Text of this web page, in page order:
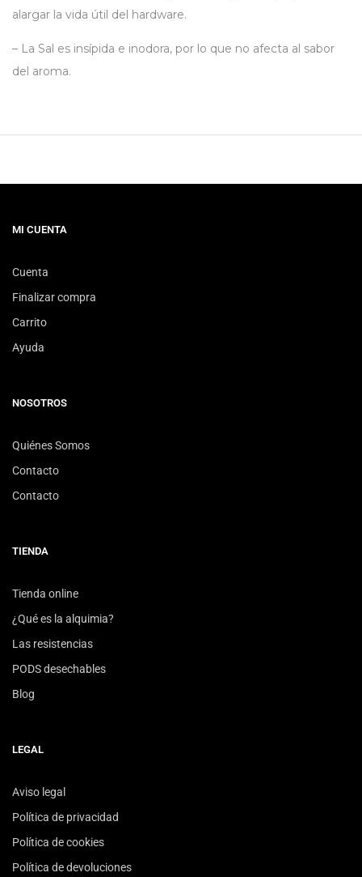
alargar la vida útil del hardware.
– La Sal es insípida e inodora, por lo que no afecta al sabor
del aroma.
MI CUENTA
Cuenta
Finalizar compra
Carrito
Ayuda
NOSOTROS
Quiénes Somos
Contacto
Contacto
TIENDA
Tienda online
¿Qué es la alquimia?
Las resistencias
PODS desechables
Blog
LEGAL
Aviso legal
Política de privacidad
Política de cookies
Política de devoluciones